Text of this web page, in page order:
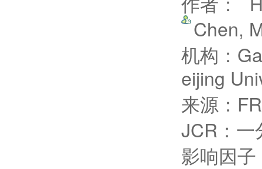
Chen,
机构：
eijing
来源：
JCR：一
影响因